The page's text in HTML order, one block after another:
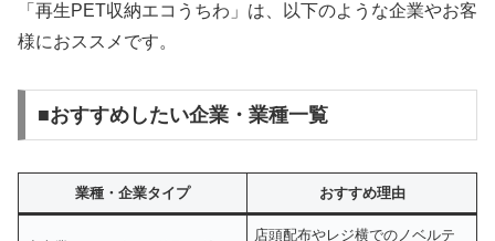
「再生PET収納エコうちわ」は、以下のような企業やお客
様におススメです。
■おすすめしたい企業・業種一覧
業種・企業タイプ おすすめ理由
店頭配布やレジ横でのノベルテ